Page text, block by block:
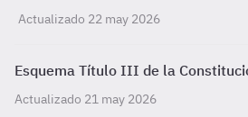
Actualizado 22 may 2026
Esquema Título III de la
Actualizado 21 may 2026